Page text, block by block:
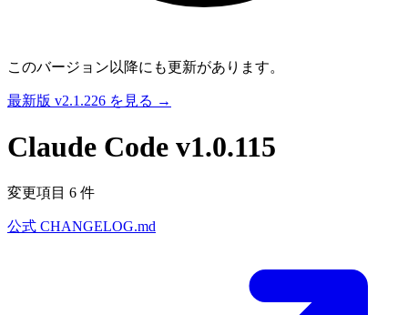
このバージョン以降にも更新があります。
最新版 v2.1.226 を見る →
Claude Code v1.0.115
変更項目 6 件
公式 CHANGELOG.md